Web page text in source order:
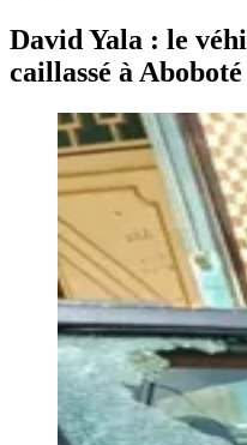
David Yala : le
caillassé à Aboboté